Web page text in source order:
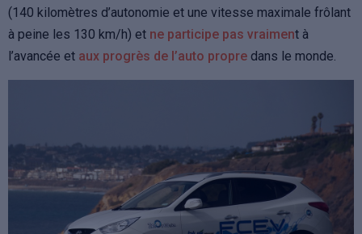
(140 kilomètres d’autonomie et une vitesse maximale frôlant
à peine les 130 km/h) et ne participe pas vraiment à
l’avancée et aux progrès de l’auto propre dans le monde.